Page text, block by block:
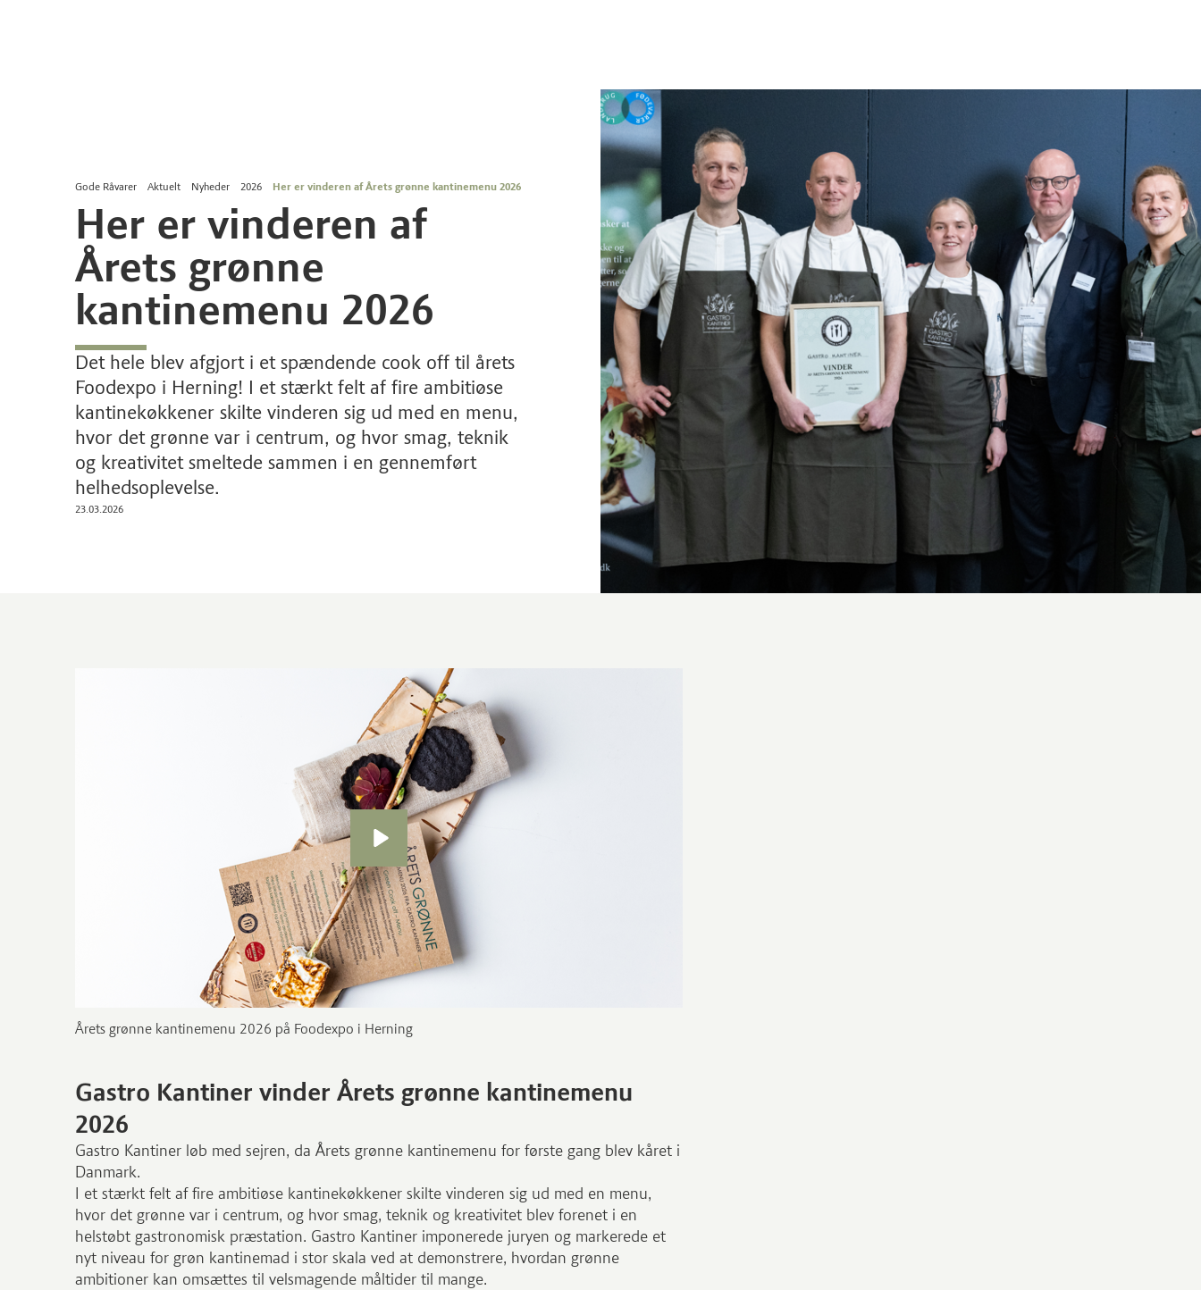
Gode Råvarer Aktuelt Nyheder 2026 Her er vinderen af Årets grønne kantinemenu 2026
Her er vinderen af
Årets grønne
kantinemenu 2026
Det hele blev afgjort i et spændende cook off til årets
Foodexpo i Herning! I et stærkt felt af fire ambitiøse
kantinekøkkener skilte vinderen sig ud med en menu,
hvor det grønne var i centrum, og hvor smag, teknik
og kreativitet smeltede sammen i en gennemført
helhedsoplevelse.
23.03.2026
Årets grønne kantinemenu 2026 på Foodexpo i Herning
Gastro Kantiner vinder Årets grønne kantinemenu
2026
Gastro Kantiner løb med sejren, da Årets grønne kantinemenu for første gang blev kåret i
Danmark.
I et stærkt felt af fire ambitiøse kantinekøkkener skilte vinderen sig ud med en menu,
hvor det grønne var i centrum, og hvor smag, teknik og kreativitet blev forenet i en
helstøbt gastronomisk præstation. Gastro Kantiner imponerede juryen og markerede et
nyt niveau for grøn kantinemad i stor skala ved at demonstrere, hvordan grønne
ambitioner kan omsættes til velsmagende måltider til mange.